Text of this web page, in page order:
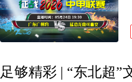
足够精彩 | “东北超”